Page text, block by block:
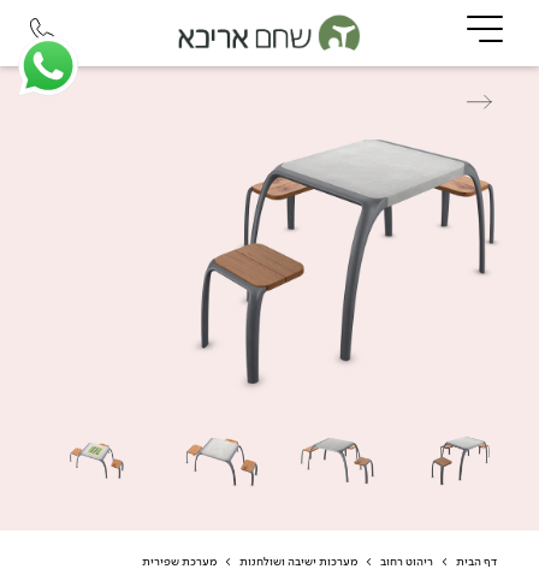
דף הבית > ריהוט רחוב > מערכות ישיבה ושולחנות > מערכת שפירית